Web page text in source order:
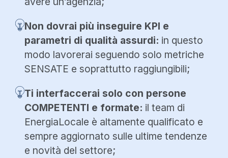
Non dovrai più inseguire KPI e
parametri di qualità assurdi: in questo
modo lavorerai seguendo solo metriche
SENSATE e soprattutto raggiungibili;
Ti interfaccerai solo con persone
COMPETENTI e formate: il team di
EnergiaLocale è altamente qualificato e
sempre aggiornato sulle ultime tendenze
e novità del settore;